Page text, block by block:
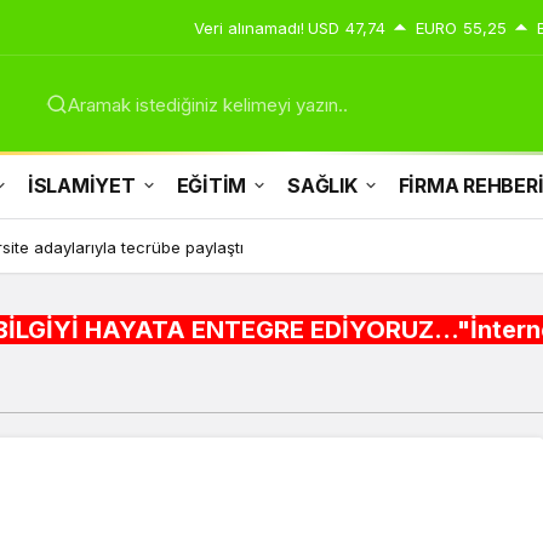
Veri alınamadı! USD 47,74 EURO 55,25
Aramak istediğiniz kelimeyi yazın..
İSLAMİYET EĞİTİM SAĞLIK FİRMA REHBERİ
adaylarıyla tecrübe paylaştı
ENTEGRE EDİYORUZ..."İnternet